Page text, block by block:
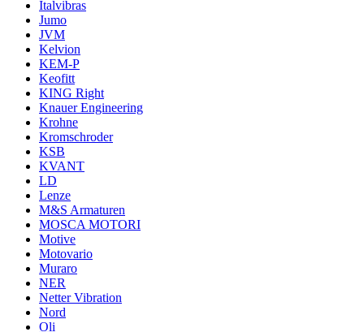
Italvibras
Jumo
JVM
Kelvion
KEM-P
Keofitt
KING Right
Knauer Engineering
Krohne
Kromschroder
KSB
KVANT
LD
Lenze
M&S Armaturen
MOSCA MOTORI
Motive
Motovario
Muraro
NER
Netter Vibration
Nord
Oli